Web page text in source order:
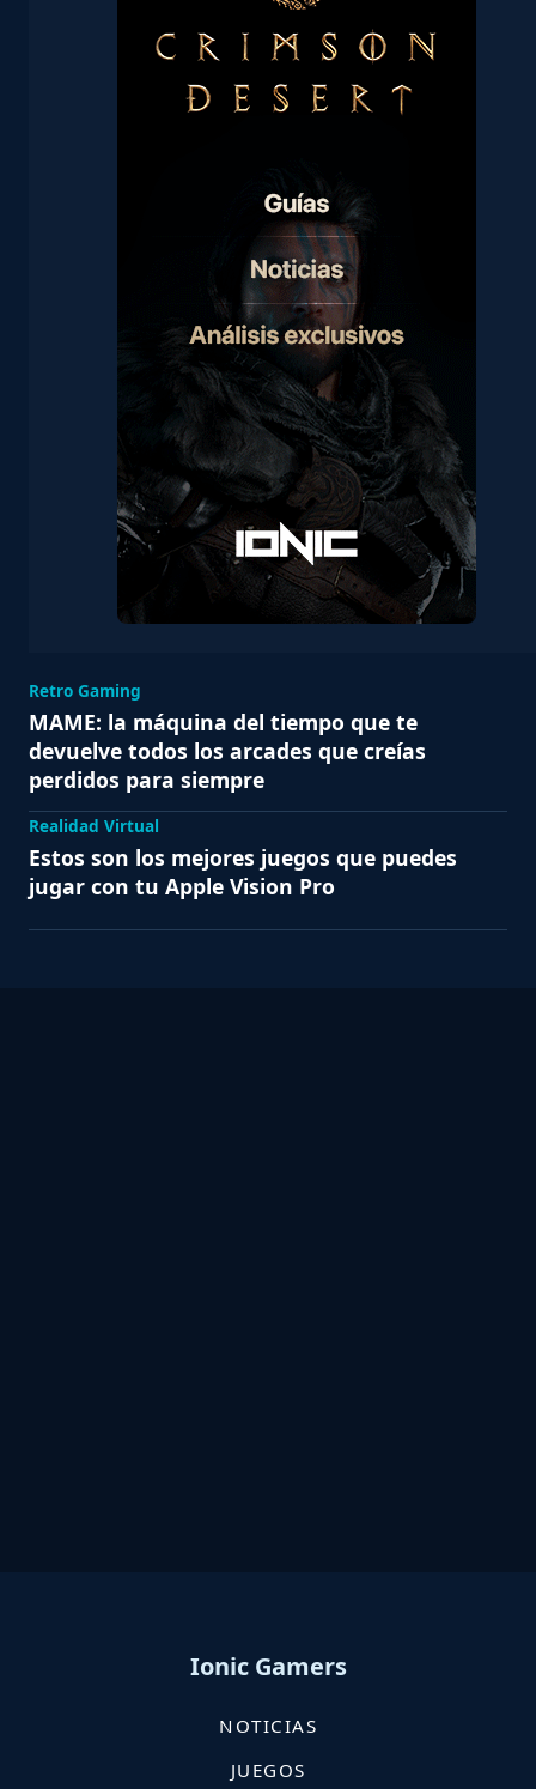
Retro Gaming
MAME: la máquina del tiempo que te
devuelve todos los arcades que creías
perdidos para siempre
Realidad Virtual
Estos son los mejores juegos que puedes
jugar con tu Apple Vision Pro
Ionic Gamers
NOTICIAS
JUEGOS